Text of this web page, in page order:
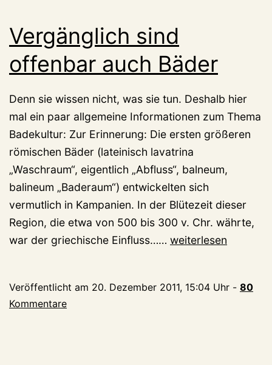
Vergänglich sind
offenbar auch Bäder
Denn sie wissen nicht, was sie tun. Deshalb hier
mal ein paar allgemeine Informationen zum Thema
Badekultur: Zur Erinnerung: Die ersten größeren
römischen Bäder (lateinisch lavatrina
„Waschraum“, eigentlich „Abfluss“, balneum,
balineum „Baderaum“) entwickelten sich
vermutlich in Kampanien. In der Blütezeit dieser
Region, die etwa von 500 bis 300 v. Chr. währte,
war der griechische Einfluss…… Vergänglich
auch
weiterlesen
Veröffentlicht am 20. Dezember 2011, 15:04 Uhr - 80
Kommentare